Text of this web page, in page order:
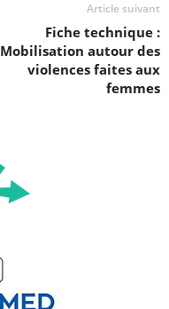
Article suivant
Fiche technique :
Mobilisation autour des
violences faites aux
femmes